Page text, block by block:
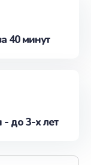
40 минут
- до 3-х лет